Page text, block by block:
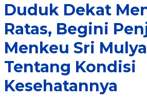
Duduk Dekat
Ratas, Begini
Menkeu Sri
Tentang Kondisi
Kesehatannya